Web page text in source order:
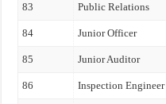
83 Public Relations
84 Junior Officer
85 Junior Auditor
86 Inspection Engineer